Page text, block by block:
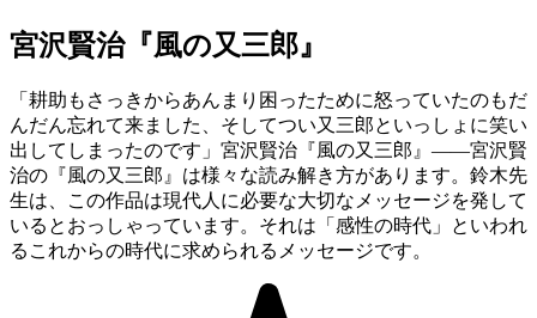
宮沢賢治『風の又三郎』
「耕助もさっきからあんまり困ったために怒っていたのもだ
んだん忘れて来ました、そしてつい又三郎といっしょに笑い
出してしまったのです」宮沢賢治『風の又三郎』——宮沢賢
治の『風の又三郎』は様々な読み解き方があります。鈴木先
生は、この作品は現代人に必要な大切なメッセージを発して
いるとおっしゃっています。それは「感性の時代」といわれ
るこれからの時代に求められるメッセージです。